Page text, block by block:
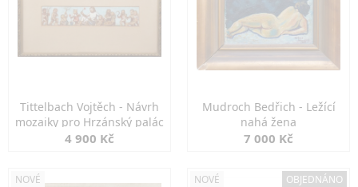
Tittelbach Vojtěch - Návrh
mozaiky pro Hrzánský palác
4 900 Kč
Mudroch Bedřich - Ležící
nahá žena
7 000 Kč
NOVÉ NOVÉ OBJEDNÁNO